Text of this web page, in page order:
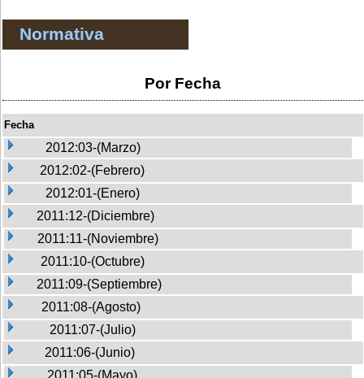
Normativa
Por Fecha
Fecha
2012:03-(Marzo)
2012:02-(Febrero)
2012:01-(Enero)
2011:12-(Diciembre)
2011:11-(Noviembre)
2011:10-(Octubre)
2011:09-(Septiembre)
2011:08-(Agosto)
2011:07-(Julio)
2011:06-(Junio)
2011:05-(Mayo)